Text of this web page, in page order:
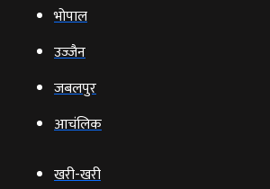
भोपाल
उज्‍जैन
जबलपुर
आचंलिक
खरी-खरी